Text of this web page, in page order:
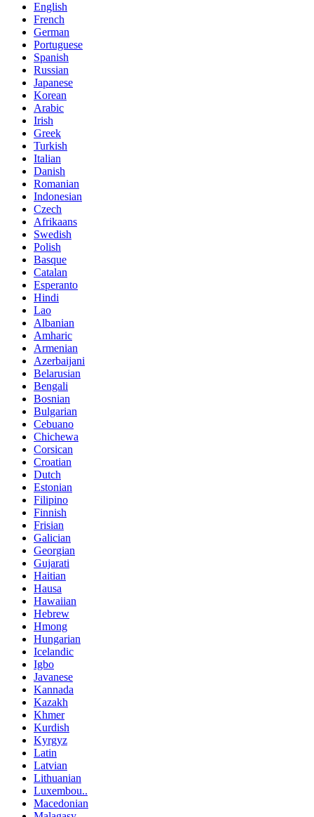
English
French
German
Portuguese
Spanish
Russian
Japanese
Korean
Arabic
Irish
Greek
Turkish
Italian
Danish
Romanian
Indonesian
Czech
Afrikaans
Swedish
Polish
Basque
Catalan
Esperanto
Hindi
Lao
Albanian
Amharic
Armenian
Azerbaijani
Belarusian
Bengali
Bosnian
Bulgarian
Cebuano
Chichewa
Corsican
Croatian
Dutch
Estonian
Filipino
Finnish
Frisian
Galician
Georgian
Gujarati
Haitian
Hausa
Hawaiian
Hebrew
Hmong
Hungarian
Icelandic
Igbo
Javanese
Kannada
Kazakh
Khmer
Kurdish
Kyrgyz
Latin
Latvian
Lithuanian
Luxembou..
Macedonian